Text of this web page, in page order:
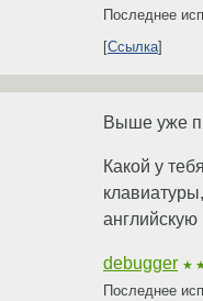
Последнее
Ссылка
Выше уже
Какой у
английскую
debugger
Последнее